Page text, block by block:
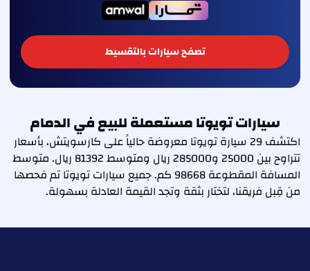
تصفح سيارات بالتقسيط
سيارات تويوتا مستعملة للبيع في الدمام
اكتشف 29 سيارة تويوتا معروضة حالياً على كارسويتش، بأسعار
تتراوح بين 25000 و285000 ريال ومتوسط 81392 ريال. متوسط
المسافة المقطوعة 98668 كم. جميع سيارات تويوتا تم فحصها
من قِبل فريقنا، لتختار بثقة وتجد القيمة العادلة بسهولة.